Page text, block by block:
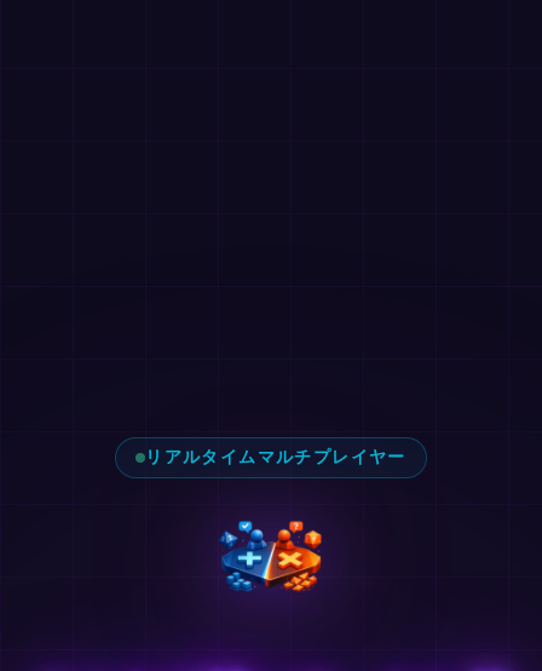
リアルタイムマルチプレイヤー